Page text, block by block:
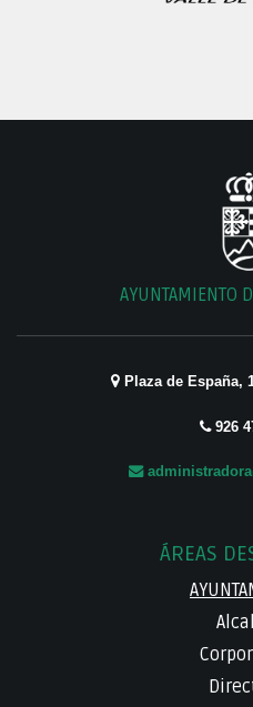
AYUNTAMIENTO
Plaza de España,
926
ÁREAS